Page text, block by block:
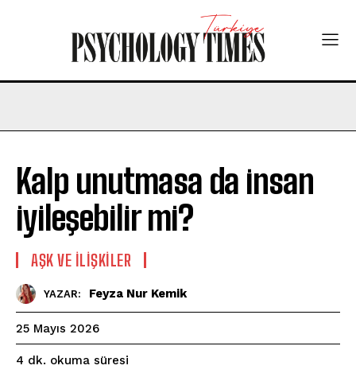
Kalp unutmasa da insan
iyileşebilir mi?
AŞK VE İLIŞKILER
YAZAR: Feyza Nur Kemik
25 Mayıs 2026
4 dk. okuma süresi